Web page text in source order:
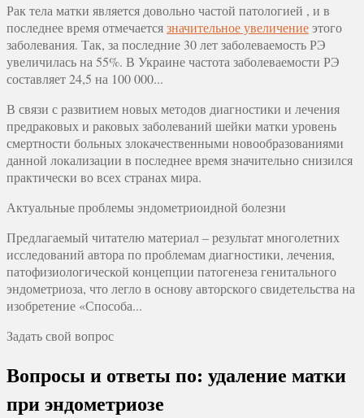
Рак тела матки является довольно частой патологией , и в
последнее время отмечаетсязначительное увеличениеэтого
заболевания. Так, за последние 30 лет заболеваемость РЭ
увеличилась на 55%. В Украине частота заболеваемости РЭ
составляет 24,5 на 100 000...
В связи с развитием новых методов диагностики и лечения
предраковых и раковых заболеваний шейки матки уровень
смертности больных злокачественными новообразованиями
данной локализации в последнее время значительно снизился
практически во всех странах мира.
Актуальные проблемы эндометриоидной болезни
Предлагаемый читателю материал – результат многолетних
исследований автора по проблемам диагностики, лечения,
патофизиологической концепции патогенеза генитального
эндометриоза, что легло в основу авторского свидетельства на
изобретение «Способа...
Задать свой вопрос
Вопросы и ответы по: удаление матки
при эндометриозе